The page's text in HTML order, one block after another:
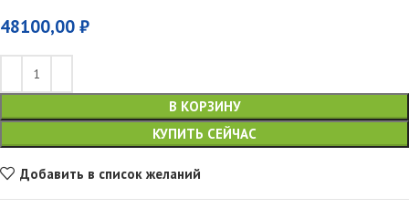
48100,00 ₽
В КОРЗИНУ
КУПИТЬ СЕЙЧАС
Добавить в список желаний